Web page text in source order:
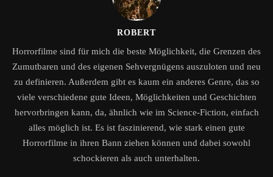
ROBERT
Horrorfilme sind für mich die beste Möglichkeit, die Grenzen des
Zumutbaren und des eigenen Sehvergnügens auszuloten und neu
zu definieren. Außerdem gibt es kaum ein anderes Genre, das so
viele verschiedene gute Ideen, Möglichkeiten und Geschichten
hervorbringen kann, da, ähnlich wie im Science-Fiction, einfach
alles möglich ist. Es ist faszinierend, wie stark einen gute
Horrorfilme in ihren Bann ziehen können und dabei sowohl
schockieren als auch unterhalten.